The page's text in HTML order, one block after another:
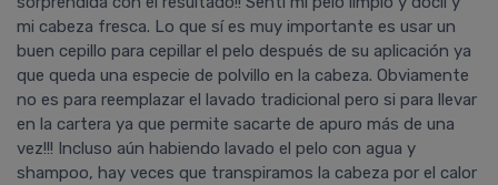
mi cabeza fresca. Lo que sí­ es muy importante es usar un
buen cepillo para cepillar el pelo después de su aplicación ya
que queda una especie de polvillo en la cabeza. Obviamente
no es para reemplazar el lavado tradicional pero si para llevar
en la cartera ya que permite sacarte de apuro más de una
vez!!! Incluso aún habiendo lavado el pelo con agua y
shampoo, hay veces que transpiramos la cabeza por el calor